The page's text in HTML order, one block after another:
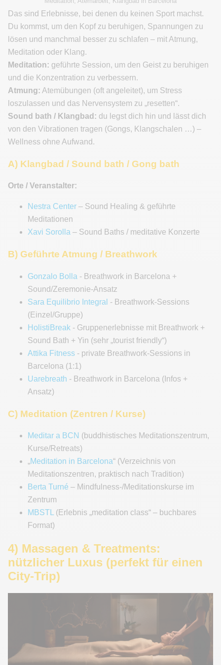
Das sind Erlebnisse, bei denen du keinen Sport machst.
Du kommst, um den Kopf zu beruhigen, Spannungen zu
lösen und manchmal besser zu schlafen – mit Atmung,
Meditation oder Klang.
Meditation: geführte Session, um den Geist zu beruhigen
und die Konzentration zu verbessern.
Atmung: Atemübungen (oft angeleitet), um Stress
loszulassen und das Nervensystem zu „resetten“.
Sound bath / Klangbad: du legst dich hin und lässt dich
von den Vibrationen tragen (Gongs, Klangschalen …) –
Wellness ohne Aufwand.
A) Klangbad / Sound bath / Gong bath
Orte / Veranstalter:
Nestra Center – Sound Healing & geführte
Meditationen
Xavi Sorolla – Sound Baths / meditative Konzerte
B) Geführte Atmung / Breathwork
Gonzalo Bolla - Breathwork in Barcelona +
Sound/Zeremonie-Ansatz
Sara Equilibrio Integral - Breathwork-Sessions
(Einzel/Gruppe)
HolistiBreak - Gruppenerlebnisse mit Breathwork +
Sound Bath + Yin (sehr „tourist friendly“)
Attika Fitness - private Breathwork-Sessions in
Barcelona (1:1)
Uarebreath - Breathwork in Barcelona (Infos +
Ansatz)
C) Meditation (Zentren / Kurse)
Meditar a BCN (buddhistisches Meditationszentrum,
Kurse/Retreats)
„Meditation in Barcelona“ (Verzeichnis von
Meditationszentren, praktisch nach Tradition)
Berta Turné – Mindfulness-/Meditationskurse im
Zentrum
MBSTL
(Erlebnis „meditation class“ – buchbares
Format)
4) Massagen & Treatments:
nützlicher Luxus (perfekt für einen
City-Trip)